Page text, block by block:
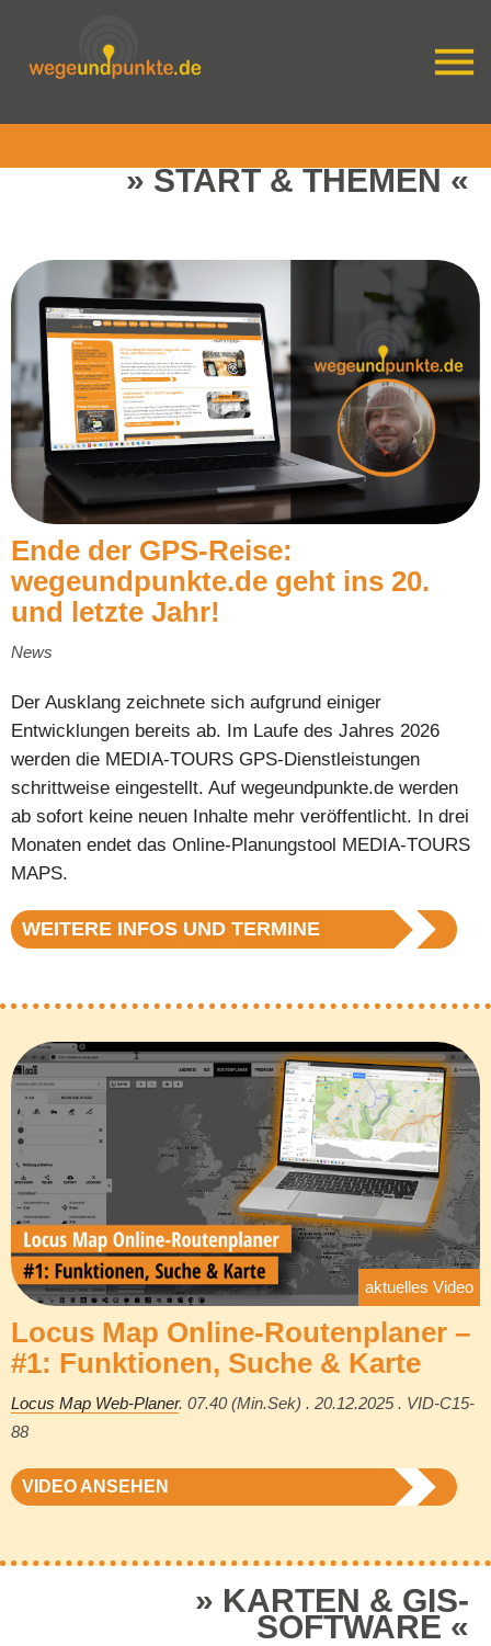
START & THEMEN
Ende der GPS-Reise:
wegeundpunkte.de geht ins 20.
und letzte Jahr!
News
Der Ausklang zeichnete sich aufgrund einiger
Entwicklungen bereits ab. Im Laufe des Jahres 2026
werden die MEDIA-TOURS GPS-Dienstleistungen
schrittweise eingestellt. Auf wegeundpunkte.de werden
ab sofort keine neuen Inhalte mehr veröffentlicht. In drei
Monaten endet das Online-Planungstool MEDIA-TOURS
MAPS.
WEITERE INFOS UND TERMINE
aktuelles Video
Locus Map Online-Routenplaner –
#1: Funktionen, Suche & Karte
Locus Map Web-Planer. 07.40 (Min.Sek) . 20.12.2025 . VID-C15-
88
VIDEO ANSEHEN
KARTEN & GIS-
SOFTWARE